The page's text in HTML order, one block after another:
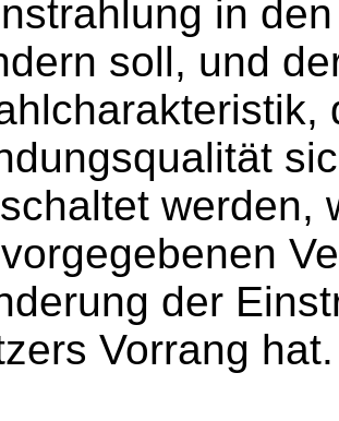
in
soll, und
werden,
der
Vorrang hat.